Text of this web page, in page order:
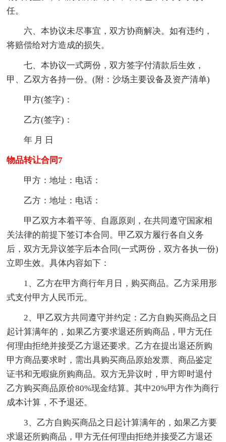
任。
六、本协议未尽事宜，双方协商解决。如有违约，
将赔偿给对方造成的损失。
七、本协议一式两份，双方签字付清款后生效，
甲、乙双方各持一份。(附：沙场主要设备及资产清单)
甲方(签字)：
乙方(签字)：
年 月 日
物品转让合同7
甲方：地址：电话：
乙方：地址：电话：
甲乙双方本着平等、自愿原则，在共同遵守国家相
关法律的前提下签订本合同。甲乙双方履行各自义务
后，双方无异议签字后本合同(一式两份，双方各执一份)
立即生效。具体内容如下：
1、乙方在甲方商行年月日，购买商品。乙方采用形
式支付甲方人民币元。
2、甲乙双方共同遵守并约定：乙方自购买商品之日
起计算满年的，如果乙方要求退还所购商品，甲方无任
何理由拒绝并接受乙方退还要求。乙方在提出退还所购
甲方商品要求时，需出具购买商品原始发票、商品鉴定
证书和无暇疵所购商品。双方无异议时，甲方即时退付
乙方购买商品原价80%现金结算。其中20%甲方作为商行
成本计算，不予退还。
3、乙方自购买商品之日起计算满年的，如果乙方要
求退还所购商品，甲方无任何理由拒绝并接受乙方退还